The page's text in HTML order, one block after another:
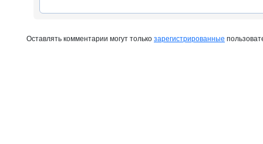
Оставлять комментарии могут только зарегистрированные